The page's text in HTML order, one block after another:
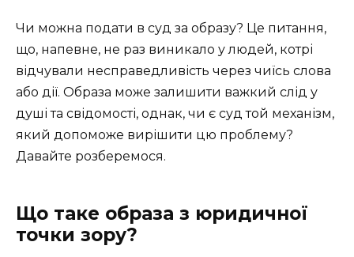
Чи можна подати в суд за образу? Це питання,
що, напевне, не раз виникало у людей, котрі
відчували несправедливість через чиїсь слова
або дії. Образа може залишити важкий слід у
душі та свідомості, однак, чи є суд той механізм,
який допоможе вирішити цю проблему?
Давайте розберемося.
Що таке образа з юридичної
точки зору?